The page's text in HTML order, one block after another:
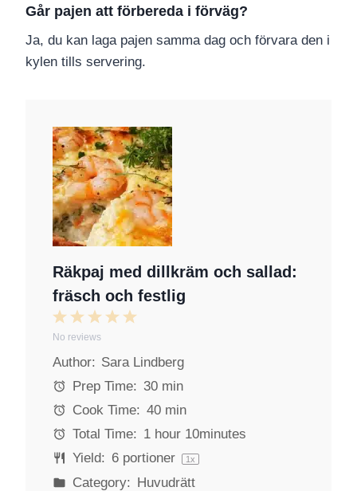
Går pajen att förbereda i förväg?
Ja, du kan laga pajen samma dag och förvara den i
kylen tills servering.
Räkpaj med dillkräm och sallad:
fräsch och festlig
5
t
a
r
4
t
a
r
s
3
t
a
r
s
2
S
t
a
r
s
1
S
t
a
No reviews
Author: Sara Lindberg
Prep Time: 30 min
Cook Time: 40 min
Total Time: 1 hour 10minutes
Yield: 6portioner 1x
Category: Huvudrätt